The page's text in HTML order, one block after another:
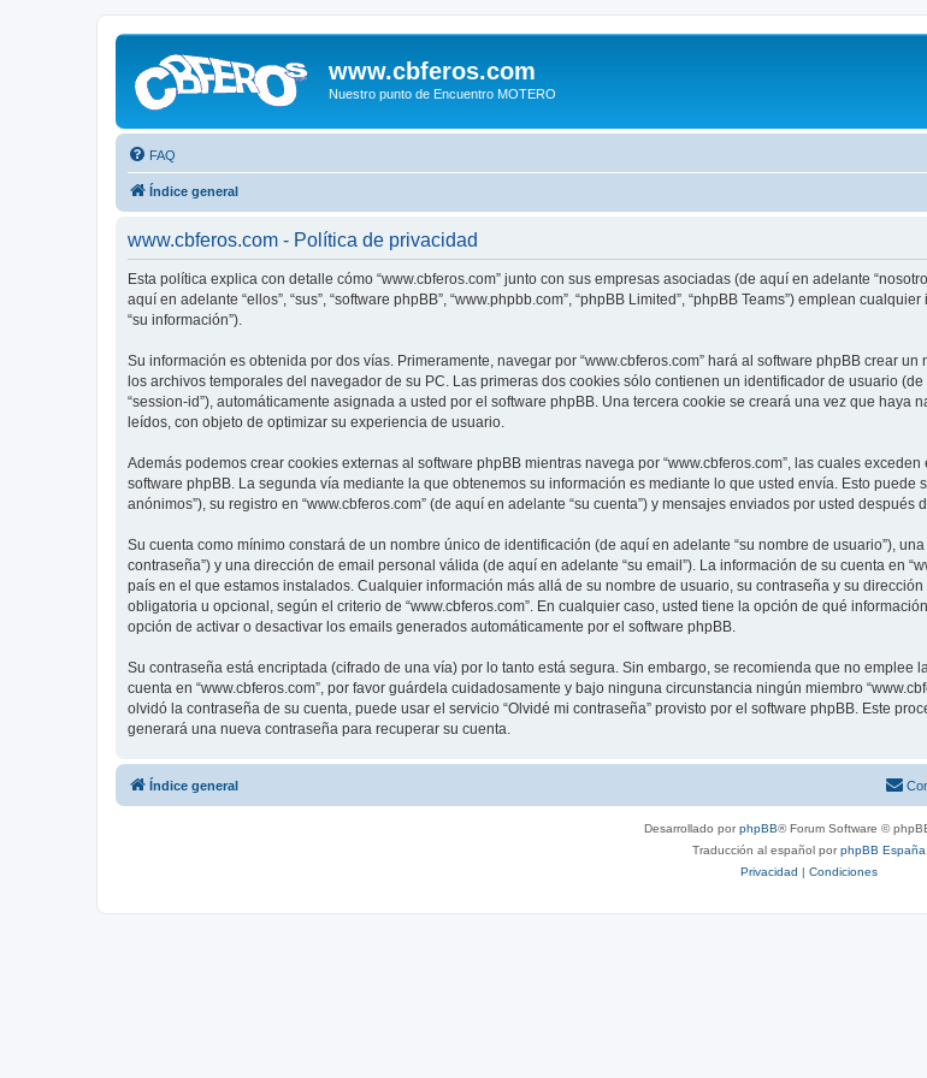
www.cbferos.com
Nuestro punto de Encuentro MOTERO
FAQ
Índice general
www.cbferos.com - Política de privacidad
Esta política explica con detalle cómo “www.cbferos.com” junto con sus empresas asociadas (de aquí en adelante
aquí en adelante “ellos”, “sus”, “software phpBB”, “www.phpbb.com”, “phpBB Limited”, “phpBB Teams”) emplean
“su información”).
Su información es obtenida por dos vías. Primeramente, navegar por “www.cbferos.com” hará al software phpBB crear
los archivos temporales del navegador de su PC. Las primeras dos cookies sólo contienen un identificador de usuario
“session-id”), automáticamente asignada a usted por el software phpBB. Una tercera cookie se creará una vez que haya
leídos, con objeto de optimizar su experiencia de usuario.
Además podemos crear cookies externas al software phpBB mientras navega por “www.cbferos.com”, las cuales
software phpBB. La segunda vía mediante la que obtenemos su información es mediante lo que usted envía. Esto
anónimos”), su registro en “www.cbferos.com” (de aquí en adelante “su cuenta”) y mensajes enviados por usted
Su cuenta como mínimo constará de un nombre único de identificación (de aquí en adelante “su nombre de usuario”),
contraseña”) y una dirección de email personal válida (de aquí en adelante “su email”). La información de su cuenta en
país en el que estamos instalados. Cualquier información más allá de su nombre de usuario, su contraseña y su
obligatoria u opcional, según el criterio de “www.cbferos.com”. En cualquier caso, usted tiene la opción de qué
opción de activar o desactivar los emails generados automáticamente por el software phpBB.
Su contraseña está encriptada (cifrado de una vía) por lo tanto está segura. Sin embargo, se recomienda que no
cuenta en “www.cbferos.com”, por favor guárdela cuidadosamente y bajo ninguna circunstancia ningún miembro
olvidó la contraseña de su cuenta, puede usar el servicio “Olvidé mi contraseña” provisto por el software phpBB. Este
generará una nueva contraseña para recuperar su cuenta.
Índice general
Desarrollado porphpBB® Forum Software ©
Traducción al español porphpBB España
Privacidad | Condiciones